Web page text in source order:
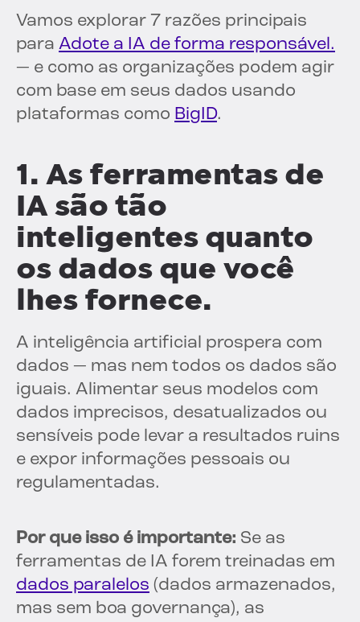
Vamos explorar 7 razões principais
para Adote a IA de forma responsável.
— e como as organizações podem agir
com base em seus dados usando
plataformas como BigID.
1. As ferramentas de
IA são tão
inteligentes quanto
os dados que você
lhes fornece.
A inteligência artificial prospera com
dados — mas nem todos os dados são
iguais. Alimentar seus modelos com
dados imprecisos, desatualizados ou
sensíveis pode levar a resultados ruins
e expor informações pessoais ou
regulamentadas.
Por que isso é importante: Se as
ferramentas de IA forem treinadas em
dados paralelos (dados armazenados,
mas sem boa governança), as